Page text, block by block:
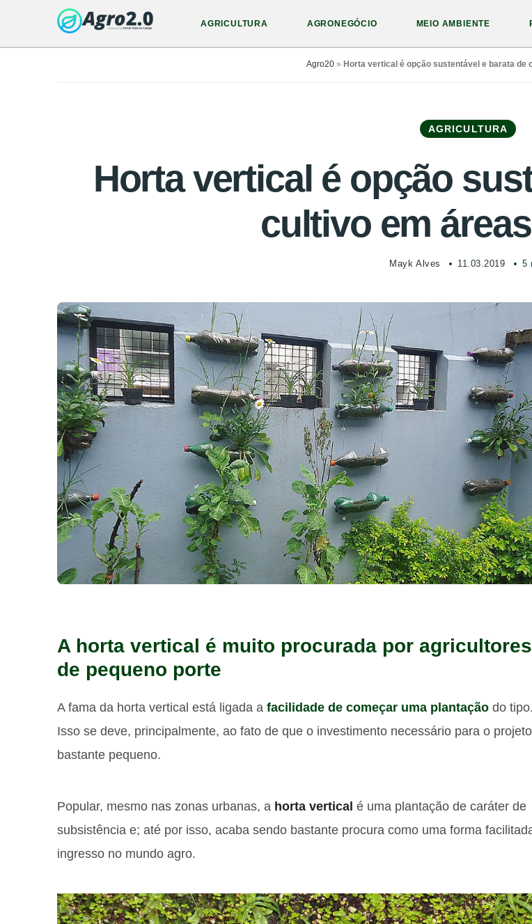
AGRICULTURA AGRONEGÓCIO MEIO AMBIENTE
Agro20 » Horta vertical é opção sustentável e barata de
AGRICULTURA
Horta vertical é opção
cultivo em
Mayk Alves 11.03.2019 5
A horta vertical é muito procurada por agricultores
de pequeno porte
A fama da horta vertical está ligada a facilidade de começar uma plantação do tipo.
Isso se deve, principalmente, ao fato de que o investimento necessário para o
bastante pequeno.
Popular, mesmo nas zonas urbanas, a horta vertical é uma plantação de caráter de
subsistência e; até por isso, acaba sendo bastante procura como uma forma
ingresso no mundo agro.